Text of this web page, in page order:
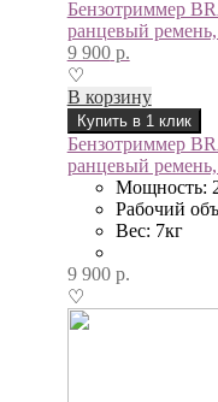
Бензотриммер
ранцевый
9 900р.
♡
В корзину
Купить в 1 клик
Бензотриммер
ранцевый
Мощность:
Рабочий
Вес: 7кг
9 900р.
♡